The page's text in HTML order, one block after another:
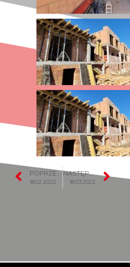
POPRZEDNI
18.02.2022
NASTĘPNY
18.03.2022